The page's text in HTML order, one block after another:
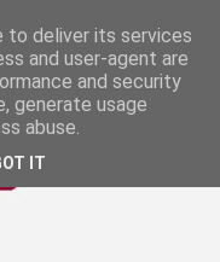
to deliver its services
and user-agent are
and security
generate usage
abuse.
IT